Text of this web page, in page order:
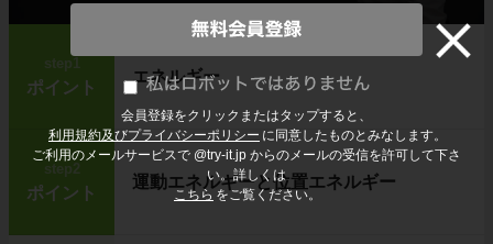
会員登録をクリックまたはタップすると、
利用規約及びプライバシーポリシー に同意したものとみなします。
ご利用のメールサービスで @try-it.jp からのメールの受信を許可して下さ
い。詳しくは
こちら をご覧ください。
step1
ポイント
エネルギー
step2
ポイント
運動エネルギーと位置エネルギー